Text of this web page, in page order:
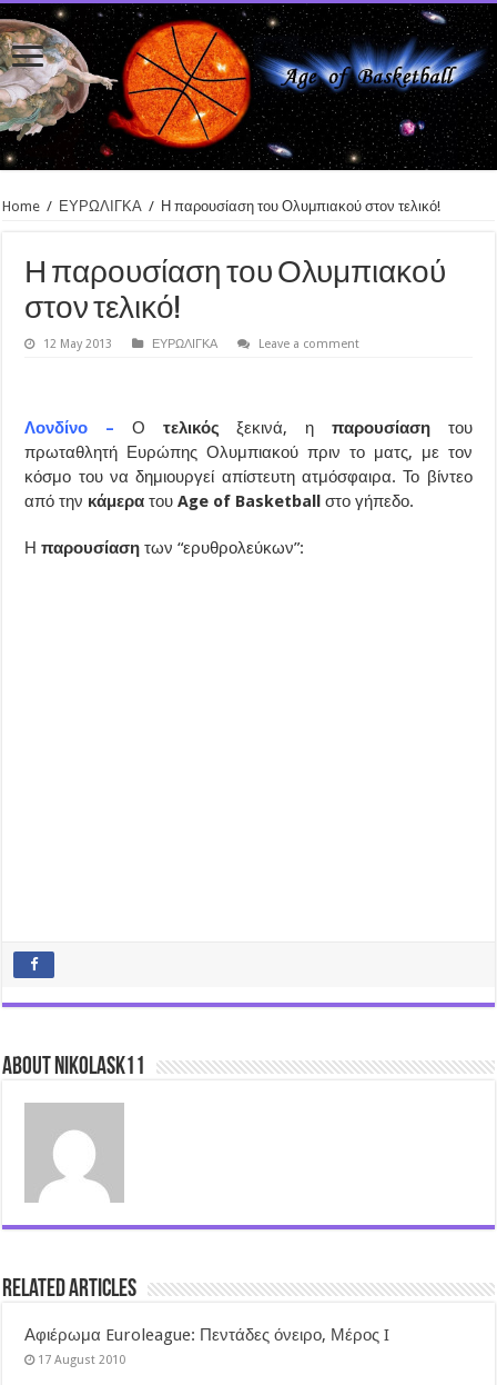
Home / ΕΥΡΩΛΙΓΚΑ / Η παρουσίαση του Ολυμπιακού στον τελικό!
Η παρουσίαση του Ολυμπιακού
στον τελικό!
12 May 2013 ΕΥΡΩΛΙΓΚΑ Leave a comment
Λονδίνο – Ο τελικόςξεκινά, η παρουσίαση του
πρωταθλητή Ευρώπης Ολυμπιακού πριν το ματς, με τον
κόσμο του να δημιουργεί απίστευτη ατμόσφαιρα. Το βίντεο
από την κάμερατουAge of Basketballστο γήπεδο.
Ηπαρουσίασητων “ερυθρολεύκων”:
About nikolask11
Related Articles
Αφιέρωμα Euroleague: Πεντάδες όνειρο, Μέρος I
17 August 2010